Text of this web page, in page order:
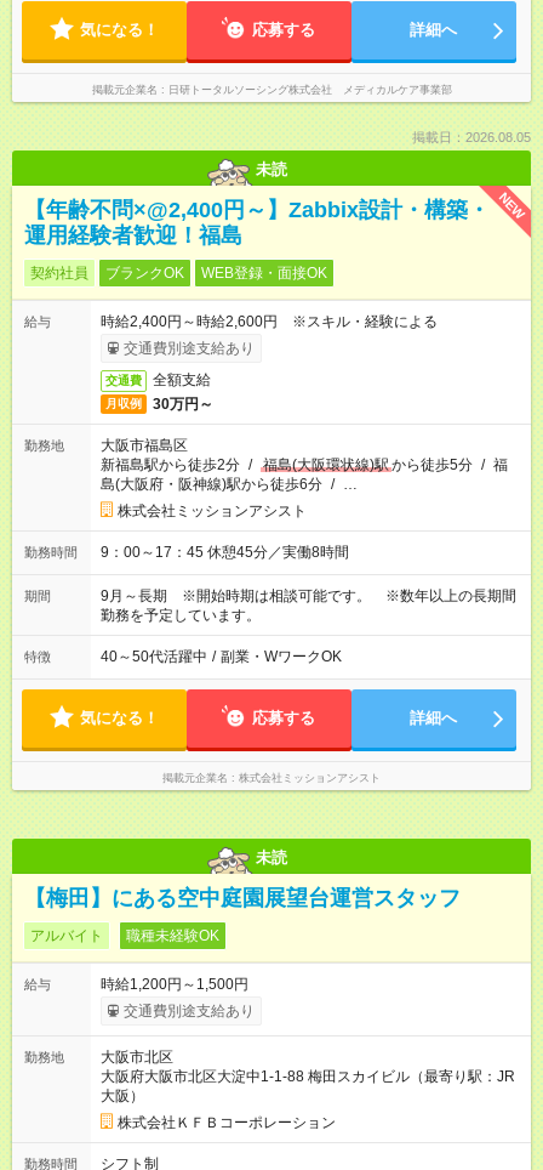
気になる！ 応募する 詳細へ
掲載元企業名 日研トータルソーシング株式会社 メディカルケア事業部
掲載日：2026.08.05
未読
NEW
【年齢不問×@2,400円～】Zabbix設計・構築・
運用経験者歓迎！福島
契約社員 ブランクOK WEB登録・面接OK
給与
時給2,400円～時給2,600円 ※スキル・経験による
交通費別途支給あり
交通費 全額支給
月収例 30万円～
勤務地
大阪市福島区
新福島駅から徒歩2分 / 福島(大阪環状線)駅から徒歩5分 / 福
島(大阪府・阪神線)駅から徒歩6分 / …
株式会社ミッションアシスト
勤務時間 9：00～17：45 休憩45分／実働8時間
期間
9月～長期 ※開始時期は相談可能です。 ※数年以上の長期間
勤務を予定しています。
特徴 40～50代活躍中 / 副業・WワークOK
気になる！ 応募する 詳細へ
掲載元企業名 株式会社ミッションアシスト
未読
【梅田】にある空中庭園展望台運営スタッフ
アルバイト 職種未経験OK
給与
時給1,200円～1,500円
交通費別途支給あり
勤務地
大阪市北区
大阪府大阪市北区大淀中1-1-88 梅田スカイビル（最寄り駅：JR
大阪）
株式会社ＫＦＢコーポレーション
勤務時間 シフト制